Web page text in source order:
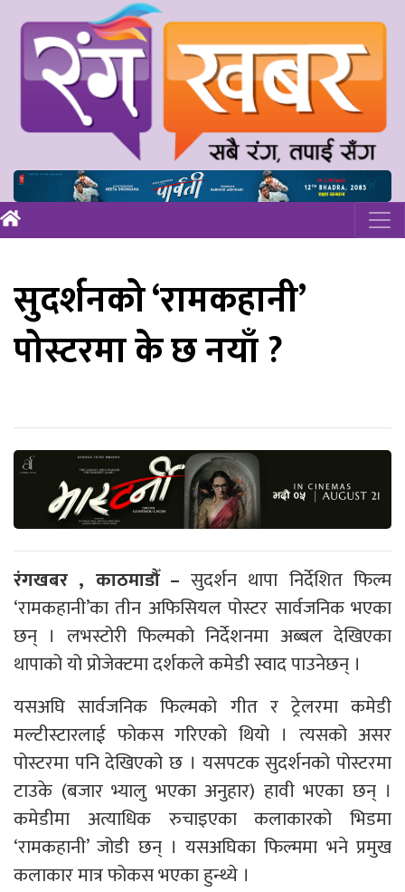
सुदर्शनको ‘रामकहानी’
पोस्टरमा के छ नयाँ ?
रंगखबर , काठमाडौँ – सुदर्शन थापा निर्देशित फिल्म
‘रामकहानी’का तीन अफिसियल पोस्टर सार्वजनिक भएका
छन् । लभस्टोरी फिल्मको निर्देशनमा अब्बल देखिएका
थापाको यो प्रोजेक्टमा दर्शकले कमेडी स्वाद पाउनेछन् ।
यसअघि सार्वजनिक फिल्मको गीत र ट्रेलरमा कमेडी
मल्टीस्टारलाई फोकस गरिएको थियो । त्यसको असर
पोस्टरमा पनि देखिएको छ । यसपटक सुदर्शनको पोस्टरमा
टाउके (बजार भ्यालु भएका अनुहार) हावी भएका छन् ।
कमेडीमा अत्याधिक रुचाइएका कलाकारको भिडमा
‘रामकहानी’ जोडी छन् । यसअघिका फिल्ममा भने प्रमुख
कलाकार मात्र फोकस भएका हुन्थ्ये ।